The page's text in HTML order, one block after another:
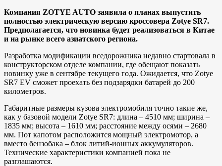
Компания ZOTYE AUTO заявила о планах выпустить
полностью электрическую версию кроссовера Zotye SR7.
Предполагается, что новинка будет реализоваться в Китае
и на рынке всего азиатского региона.
Разработка модификации вседорожника недавно стартовала в
конструкторском отделе компании, где обещают показать
новинку уже в сентябре текущего года. Ожидается, что Zotye
SR7 EV сможет проехать без подзарядки батарей до 200
километров.
Габаритные размеры кузова электромобиля точно такие же,
как у базовой модели Zotye SR7: длина – 4510 мм; ширина –
1835 мм; высота – 1610 мм; расстояние между осями – 2680
мм. Пот капотом расположится мощный электромотор, а
вместо бензобака – блок литий-ионных аккумуляторов.
Технические характеристики компанией пока не
разглашаются.